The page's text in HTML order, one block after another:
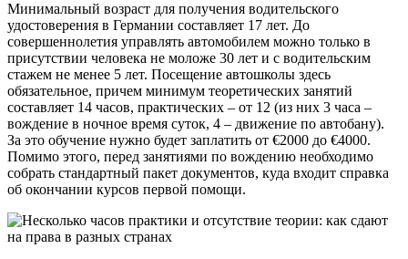
Минимальный возраст для получения водительского
удостоверения в Германии составляет 17 лет. До
совершеннолетия управлять автомобилем можно только в
присутствии человека не моложе 30 лет и с водительским
стажем не менее 5 лет. Посещение автошколы здесь
обязательное, причем минимум теоретических занятий
составляет 14 часов, практических – от 12 (из них 3 часа –
вождение в ночное время суток, 4 – движение по автобану).
За это обучение нужно будет заплатить от €2000 до €4000.
Помимо этого, перед занятиями по вождению необходимо
собрать стандартный пакет документов, куда входит справка
об окончании курсов первой помощи.